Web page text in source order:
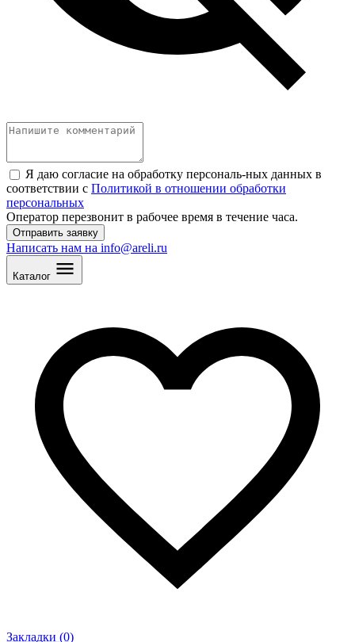
Я даю согласие на обработку персональ-ных данных в
соответствии с Политикой в отношении обработки
персональных
Оператор перезвонит в рабочее время в течение часа.
Отправить заявку
Написать нам на info@areli.ru
Каталог
Закладки (0)